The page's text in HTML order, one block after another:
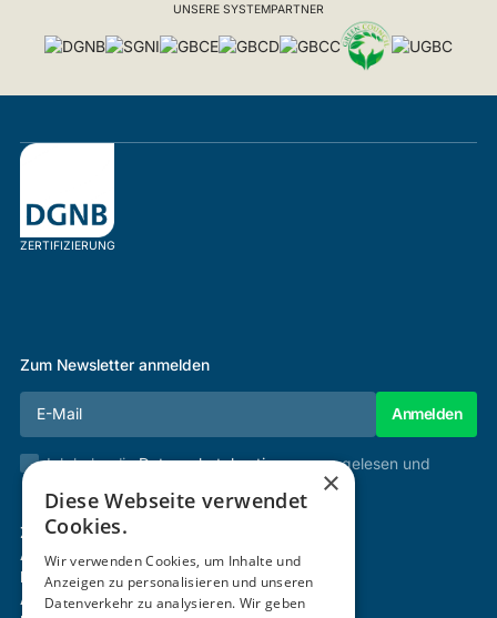
UNSERE SYSTEMPARTNER
ZERTIFIZIERUNG
Zum Newsletter anmelden
Ich habe dieDatenschutzbestimmungengelesen und
Zertifizierung & Verifikation
Akademie
Mitgliedschaft
Aktivitäten
×
Diese Webseite verwendet
Cookies.
Wir verwenden Cookies, um Inhalte und
Anzeigen zu personalisieren und unseren
Datenverkehr zu analysieren. Wir geben